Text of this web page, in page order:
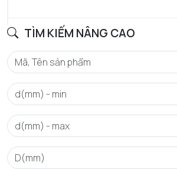
TÌM KIẾM NÂNG CAO
Khoảng cách mặt IR - giữa rãnh ổ trục (S)
Khoảng cách giữa miếng chèn và nắp chống
TÍNH NĂNG KHÁC
Trọng lượng